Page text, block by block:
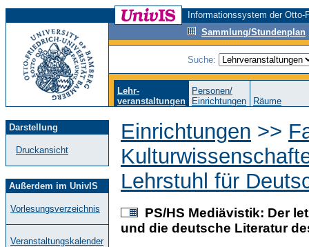
Informationssystem der
Sammlung/Stundenplan
Suche:
Lehr-
veranstaltungen
Personen/
Einrichtungen
Räume
Darstellung
Druckansicht
Außerdem im UnivIS
Vorlesungsverzeichnis
Veranstaltungskalender
Einrichtungen >>
Lehrstuhl für
PS/HS Mediävistik: Der
und die deutsche Literatur